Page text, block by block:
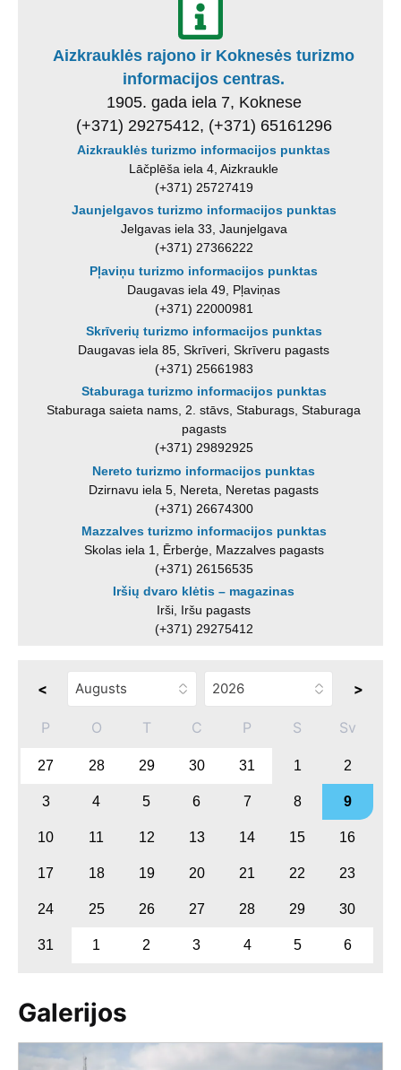
Aizkrauklės rajono ir Koknesės turizmo
informacijos centras.
1905. gada iela 7, Koknese
(+371) 29275412, (+371) 65161296
Aizkrauklės turizmo informacijos punktas
Lāčplēša iela 4, Aizkraukle
(+371) 25727419
Jaunjelgavos turizmo informacijos punktas
Jelgavas iela 33, Jaunjelgava
(+371) 27366222
Pļaviņu turizmo informacijos punktas
Daugavas iela 49, Pļaviņas
(+371) 22000981
Skrīverių turizmo informacijos punktas
Daugavas iela 85, Skrīveri, Skrīveru pagasts
(+371) 25661983
Staburaga turizmo informacijos punktas
Staburaga saieta nams, 2. stāvs, Staburags, Staburaga
pagasts
(+371) 29892925
Nereto turizmo informacijos punktas
Dzirnavu iela 5, Nereta, Neretas pagasts
(+371) 26674300
Mazzalves turizmo informacijos punktas
Skolas iela 1, Ērberģe, Mazzalves pagasts
(+371) 26156535
Iršių dvaro klėtis – magazinas
Irši, Iršu pagasts
(+371) 29275412
< >
P O T C P S Sv
27 28 29 30 31 1 2
3 4 5 6 7 8 9
10 11 12 13 14 15 16
17 18 19 20 21 22 23
24 25 26 27 28 29 30
31 1 2 3 4 5 6
Galerijos